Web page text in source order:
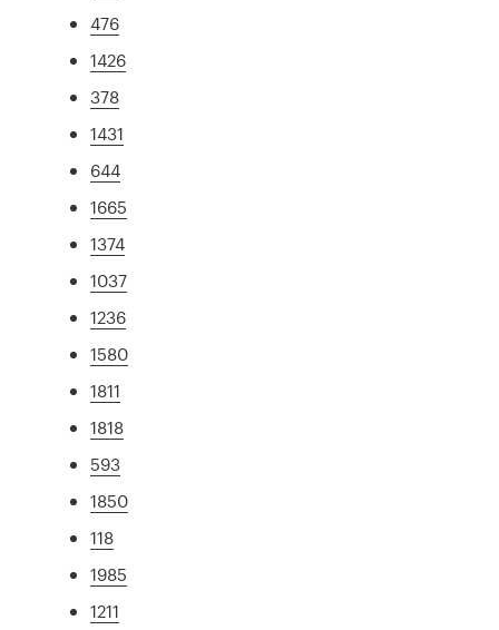
476
1426
378
1431
644
1665
1374
1037
1236
1580
1811
1818
593
1850
118
1985
1211